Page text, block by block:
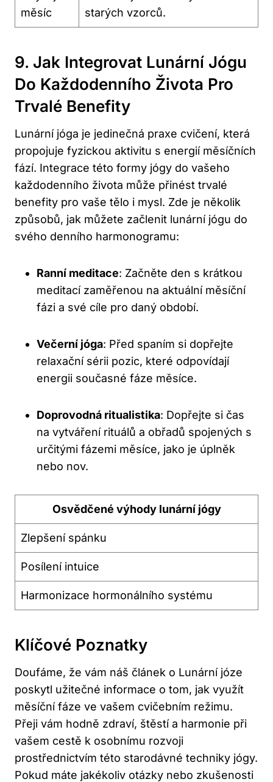
měsíc
starých​ vzorců.
9. Jak‌ Integrovat Lunární Jógu
⁣do Každodenního Života Pro
Trvalé Benefity
Lunární jóga je ⁣jedinečná praxe cvičení, která
propojuje‍ fyzickou ⁤aktivitu s energií měsíčních
‌fází. Integrace‌ této formy jógy do vašeho
každodenního života může přinést ‌trvalé
‌benefity pro vaše​ tělo i mysl. Zde ⁣je ⁣několik
způsobů, jak můžete začlenit lunární jógu ​do
svého denního harmonogramu:
Ranní meditace: Začněte den ⁣s krátkou
meditací zaměřenou na aktuální měsíční⁢
fázi a své cíle pro daný období.
Večerní ‌jóga: Před⁢ spaním si dopřejte
relaxační sérii pozic,‍ které odpovídají
energii současné fáze měsíce.
Doprovodná ritualistika: Dopřejte si⁣ čas
na vytváření rituálů a obřadů spojených s
určitými⁤ fázemi měsíce, jako je úplněk
nebo nov.
Osvědčené výhody lunární jógy
Zlepšení spánku
Posílení intuice
Harmonizace⁢ hormonálního systému
Klíčové Poznatky
Doufáme, že vám náš článek o Lunární józe
poskytl⁣ užitečné​ informace o ⁣tom, jak využít
měsíční​ fáze ve⁣ vašem cvičebním režimu.
Přeji vám hodně zdraví, štěstí a harmonie při
vašem cestě k osobnímu rozvoji
prostřednictvím ⁤této starodávné techniky jógy.
Pokud máte jakékoliv otázky ​nebo zkušenosti